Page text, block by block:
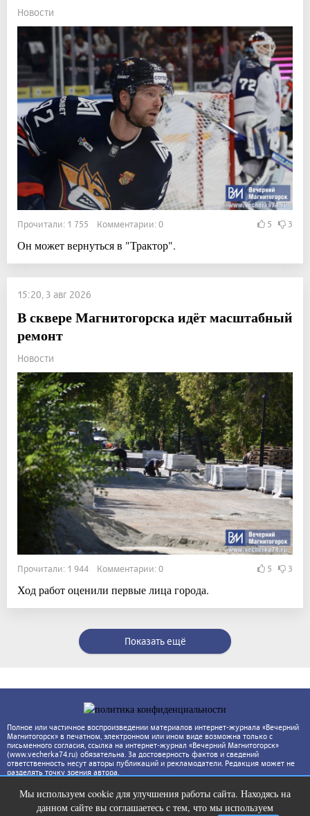
Новости
Прочитали: 1 755 Комментарии: 0 5 3
Он может вернуться в "Трактор".
15:20, 3 авг 2026
В сквере Магнитогорска идёт масштабный
ремонт
Новости
Прочитали: 1 944 Комментарии: 0 5 3
Ход работ оценили первые лица города.
Показать ещё
Полное или частичное воспроизведении материалов интернет-журнала «Вечерний
Магнитогорск» в печатном, электронном или ином виде возможна только с
письменного согласия, ссылка на интернет-журнал «Вечерний Магнитогорск»
(www.vecherka74.ru) обязательна. За достоверность фактов и сведений
ответственность несут авторы публикаций и рекламодатели. Редакция может не
разделять точку зрения автора.
Мы используем cookie для улучшения работы сайта. Находясь на
данном сайте вы соглашаетесь с тем, что мы используем
Этот танец невесты оставит вас без
слов! Пересмотрела 10 раз